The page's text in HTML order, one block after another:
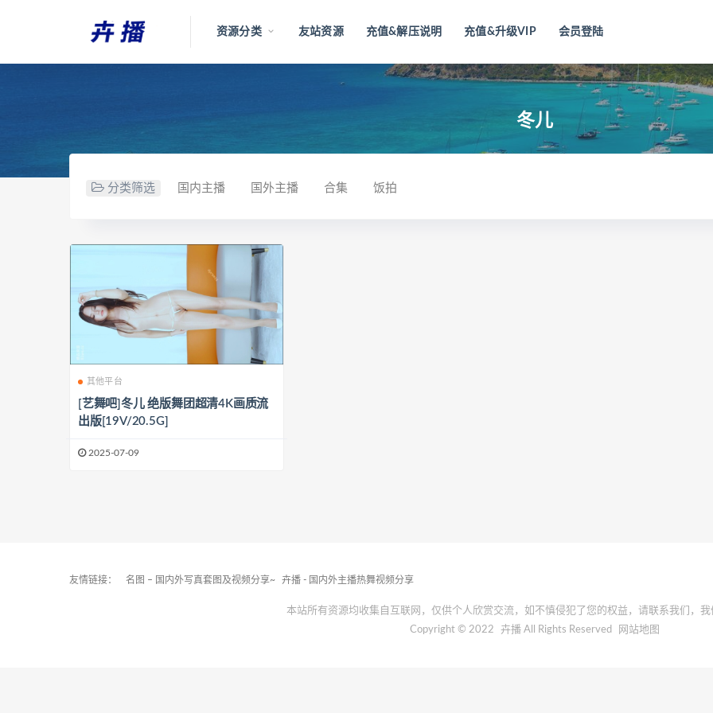
资源分类 友站资源 充值&解压说明 充值&升级VIP 会员登陆
冬儿
分类筛选 国内主播 国外主播 合集 饭拍
其他平台
[艺舞吧]冬儿 绝版舞团超清4K画质流
出版[19V/20.5G]
2025-07-09
友情链接： 名图 – 国内外写真套图及视频分享~ 卉播 - 国内外主播热舞视频分享
本站所有资源均收集自互联网，仅供个人欣赏交流，如不慎侵犯了您的权益，请联系我们，我
Copyright © 2022
卉播 All Rights Reserved 网站地图